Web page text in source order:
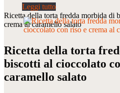
Ricetta della torta fredda morbida di
crema al caramello salato
Ricetta della torta
biscotti al cioccolato
caramello salato